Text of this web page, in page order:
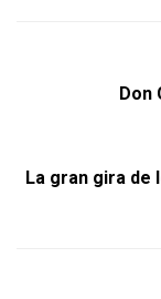
Don
La gran gira de